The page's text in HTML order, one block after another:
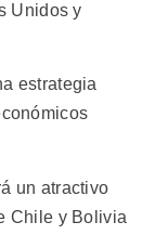
Unidos y
estrategia
un atractivo
Chile y Bolivia